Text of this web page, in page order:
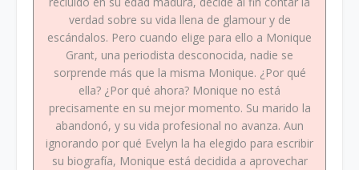
verdad sobre su vida llena de glamour y de
escándalos. Pero cuando elige para ello a Monique
Grant, una periodista desconocida, nadie se
sorprende más que la misma Monique. ¿Por qué
ella? ¿Por qué ahora? Monique no está
precisamente en su mejor momento. Su marido la
abandonó, y su vida profesional no avanza. Aun
ignorando por qué Evelyn la ha elegido para escribir
su biografía, Monique está decidida a aprovechar